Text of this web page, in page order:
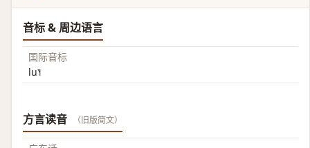
音标 & 周边语言
国际音标
lu˥˧
方言读音 （旧版简文）